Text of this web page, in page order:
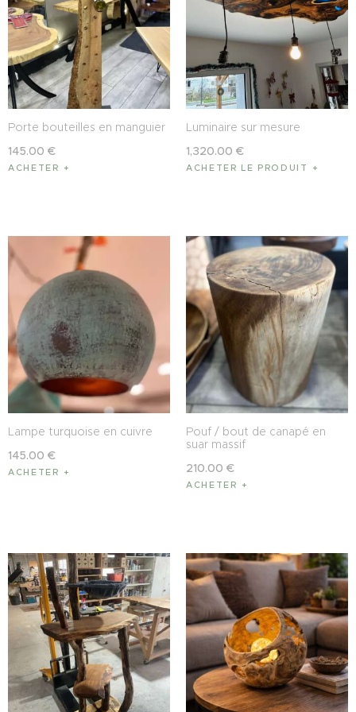
recherché. Dès le XIXe siècle, pour la
fabrication d’instruments de musique puis
progressivement pour concevoir des
pièces de mobilier de haute facture. Le
Palissandre des Indes est un bois
luxueux et rare. Avec ses côtés sombre
et dur, le palissandre représente la force
tranquille venue de la terre. Inébranlable,
persévérance et le courage. Il dégage
une forme d’énergie paisible empreinte
Nettoyage régulier :
– Chiffon doux et sec : Utilisez un chiffon
en microfibre ou en coton doux, sec ou
très légèrement humidifié à l’eau tiède.
– Pas de produits agressifs : Évitez
absolument les nettoyants abrasifs, les
sprays multi-surfaces, les produits à base
d’alcool, ammoniaque, ou solvants
(risque d’altérer la finition mate).
une tache tenace, ne jamais frotter fort
vert de l’éponge.
La finitionhuile fond dur effet mat soie,
bien que durable et conçue pour offrir
une protection longue durée, n’est pas
destinée au contact direct avec des
températures élevées.
Nous recommandons donc d’utiliser un
dessous-plat pour poser vos plats
chauds.
Porte bouteilles en manguier
145.00 €
ACHETER
Luminaire sur mesure
1,320.00 €
ACHETER LE PRODUIT
Lampe turquoise en cuivre
145.00 €
ACHETER
Pouf / bout de canapé en
suar massif
210.00 €
ACHETER